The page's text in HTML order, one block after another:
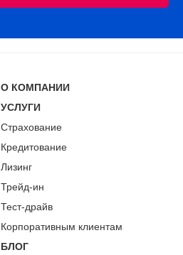
О КОМПАНИИ
УСЛУГИ
Страхование
Кредитование
Лизинг
Трейд-ин
Тест-драйв
Корпоративным клиентам
БЛОГ